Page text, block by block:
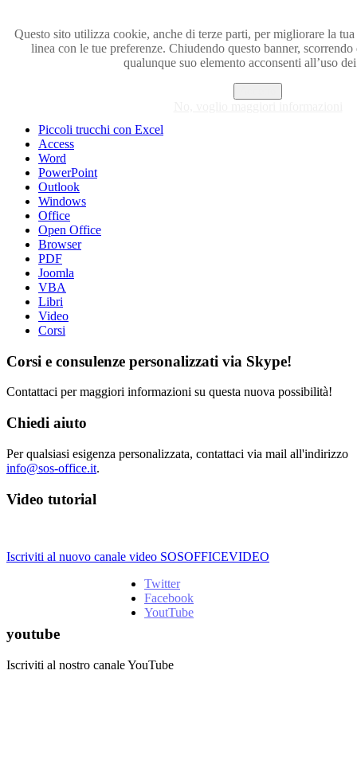
Questo sito utilizza cookie, anche di terze parti, per migliorare la
linea con le tue preferenze. Chiudendo questo banner,
qualunque suo elemento acconsenti all’uso
Visita i forum di SOS-OFFICE
Piccoli trucchi con Excel
Access
Word
PowerPoint
Outlook
Windows
Office
Open Office
Browser
PDF
Joomla
VBA
Libri
Video
Corsi
Corsi e consulenze personalizzati via Skype!
Contattaci per maggiori informazioni su questa nuova possibilità!
Chiedi aiuto
Per qualsiasi esigenza personalizzata, contattaci via mail all'indirizzo
info@sos-office.it.
Video tutorial
Iscriviti al nuovo canale video SOSOFFICEVIDEO
Twitter
Facebook
YoutTube
youtube
Iscriviti al nostro canale YouTube